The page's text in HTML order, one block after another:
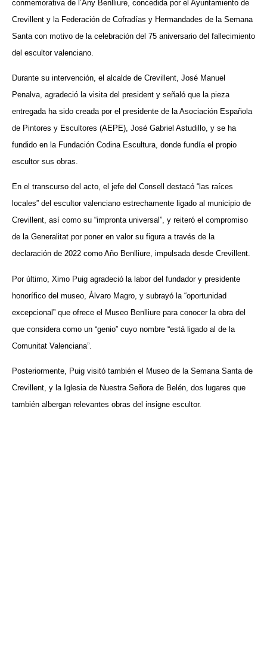
conmemorativa de l’Any Benlliure, concedida por el Ayuntamiento de
Crevillent y la Federación de Cofradías y Hermandades de la Semana
Santa con motivo de la celebración del 75 aniversario del fallecimiento
del escultor valenciano.
Durante su intervención, el alcalde de Crevillent, José Manuel
Penalva, agradeció la visita del president y señaló que la pieza
entregada ha sido creada por el presidente de la Asociación Española
de Pintores y Escultores (AEPE), José Gabriel Astudillo, y se ha
fundido en la Fundación Codina Escultura, donde fundía el propio
escultor sus obras.
En el transcurso del acto, el jefe del Consell destacó “las raíces
locales” del escultor valenciano estrechamente ligado al municipio de
Crevillent, así como su “impronta universal”, y reiteró el compromiso
de la Generalitat por poner en valor su figura a través de la
declaración de 2022 como Año Benlliure, impulsada desde Crevillent.
Por último, Ximo Puig agradeció la labor del fundador y presidente
honorífico del museo, Álvaro Magro, y subrayó la “oportunidad
excepcional” que ofrece el Museo Benlliure para conocer la obra del
que considera como un “genio” cuyo nombre “está ligado al de la
Comunitat Valenciana”.
Posteriormente, Puig visitó también el Museo de la Semana Santa de
Crevillent, y la Iglesia de Nuestra Señora de Belén, dos lugares que
también albergan relevantes obras del insigne escultor.